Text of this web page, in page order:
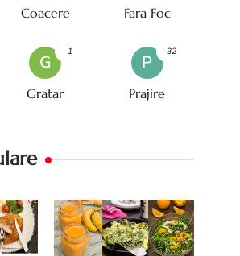
Coacere Fara Foc
G
Gratar
1
P
Prajire
32